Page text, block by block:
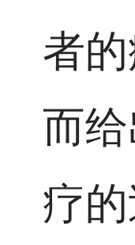
者
而
疗